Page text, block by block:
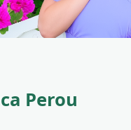
Perou